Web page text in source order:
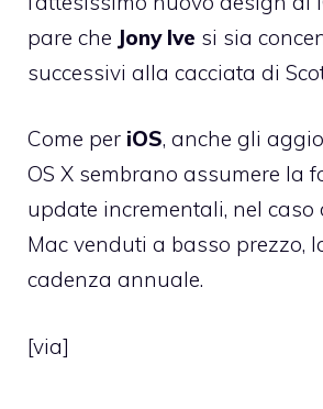
pare che Jony Ive si sia
successivi alla cacciata di
Come per iOS, anche gli
OS X sembrano assumere la
update incrementali, nel caso
Mac venduti a basso prezzo,
cadenza annuale.
[via]